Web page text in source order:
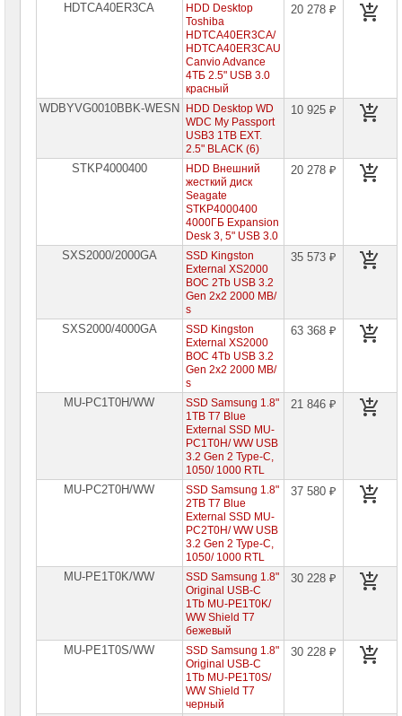
Компоненты
компьютеров
малого
размера
Процессоры
диски
Жесткие
HDTCA40ER3CA
HDD Desktop
Toshiba
HDTCA40ER3CA/
HDTCA40ER3CAU
Canvio Advance
4ТБ 2.5" USB 3.0
красный
20 278 ₽
WDBYVG0010BBK-WESN
HDD Desktop WD
WDC My Passport
USB3 1TB EXT.
2.5" BLACK (6)
10 925 ₽
STKP4000400
HDD Внешний
жесткий диск
Seagate
STKP4000400
4000ГБ Expansion
Desk 3, 5" USB 3.0
20 278 ₽
SXS2000/2000GA
SSD Kingston
External XS2000
BOC 2Tb USB 3.2
Gen 2x2 2000 MB/
s
35 573 ₽
SXS2000/4000GA
SSD Kingston
External XS2000
BOC 4Tb USB 3.2
Gen 2x2 2000 MB/
s
63 368 ₽
MU-PC1T0H/WW
SSD Samsung 1.8"
1TB T7 Blue
External SSD MU-
PC1T0H/ WW USB
3.2 Gen 2 Type-C,
1050/ 1000 RTL
21 846 ₽
MU-PC2T0H/WW
SSD Samsung 1.8"
2TB T7 Blue
External SSD MU-
PC2T0H/ WW USB
3.2 Gen 2 Type-C,
1050/ 1000 RTL
37 580 ₽
MU-PE1T0K/WW
SSD Samsung 1.8"
Original USB-C
1Tb MU-PE1T0K/
WW Shield T7
бежевый
30 228 ₽
MU-PE1T0S/WW
SSD Samsung 1.8"
Original USB-C
1Tb MU-PE1T0S/
WW Shield T7
черный
30 228 ₽